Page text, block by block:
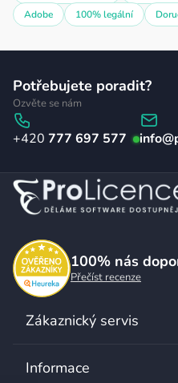
Adobe
100% legální
t
100% nás
Přečíst recenze
Zákaznický servis
Informace
Potřebujete poradit?
Ozvěte se nám
777 697 577 info@